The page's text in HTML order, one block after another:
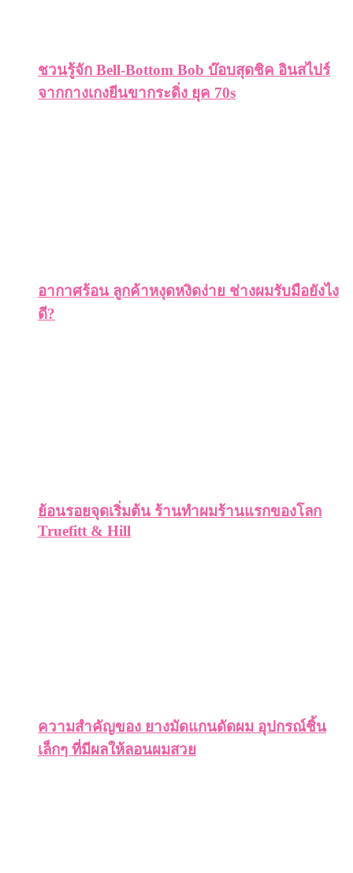
ชวนรู้จัก Bell-Bottom Bob บ๊อบสุดชิค อินสไปร์
จากกางเกงยีนขากระดิ่ง ยุค 70s
อากาศร้อน ลูกค้าหงุดหงิดง่าย ช่างผมรับมือยังไง
ดี?
ย้อนรอยจุดเริ่มต้น ร้านทำผมร้านแรกของโลก
Truefitt & Hill
ความสำคัญของ ยางมัดแกนดัดผม อุปกรณ์ชิ้น
เล็กๆ ที่มีผลให้ลอนผมสวย